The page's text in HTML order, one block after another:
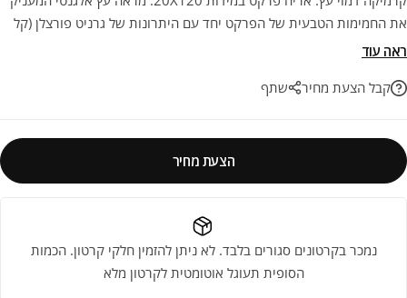
את החמימות הטבעית של הפרקט יחד עם היתרונות של גרניט פורצלן (קל
לניקוי, עמיד למים וללא תחזוקה). הבחירה המושלמת לשדרוג הפרויקט
ראה עוד
קבל הצעת מחיר
שתף
הצעת מחיר
נמכר בקרטונים סגורים בלבד. לא ניתן להזמין חלקי קרטון. הכמות
הסופית תעוגל אוטומטית לקרטון מלא